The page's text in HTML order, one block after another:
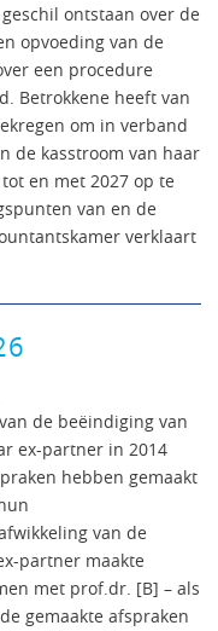
ontstaan over de
opvoeding van de
een procedure
Betrokkene heeft van
om in verband
de kasstroom van haar
en met 2027 op te
van en de
verklaart
de beëindiging van
ex-partner in 2014
hebben gemaakt
van de
partner maakte
met prof.dr. [B] – als
gemaakte afspraken